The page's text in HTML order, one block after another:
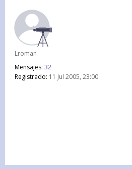
Lroman
Mensajes: 32
Registrado: 11 Jul 2005, 23:00